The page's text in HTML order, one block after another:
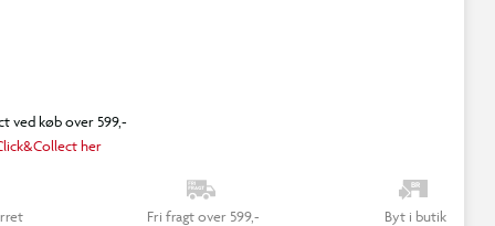
ved køb over 599,-
her
Fri fragt over 599,- Byt i butik